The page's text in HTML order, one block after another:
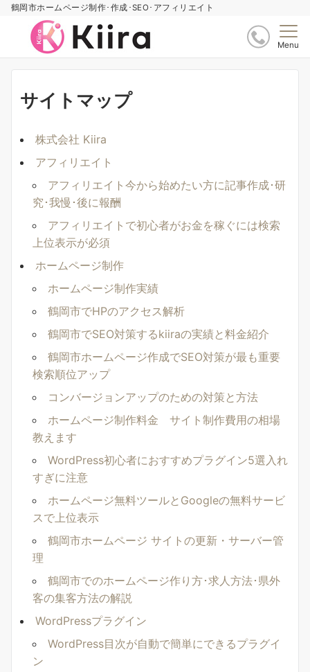
鶴岡市ホームページ制作･作成･SEO･アフィリエイト
Menu
サイトマップ
株式会社 Kiira
アフィリエイト
アフィリエイト今から始めたい方に記事作成･研
究･我慢･後に報酬
アフィリエイトで初心者がお金を稼ぐには検索
上位表示が必須
ホームページ制作
ホームページ制作実績
鶴岡市でHPのアクセス解析
鶴岡市でSEO対策するkiiraの実績と料金紹介
鶴岡市ホームページ作成でSEO対策が最も重要
検索順位アップ
コンバージョンアップのための対策と方法
ホームページ制作料金 サイト制作費用の相場
教えます
WordPress初心者におすすめプラグイン5選入れ
すぎに注意
ホームページ無料ツールとGoogleの無料サービ
スで上位表示
鶴岡市ホームページ サイトの更新・サーバー管
理
鶴岡市でのホームページ作り方･求人方法･県外
客の集客方法の解説
WordPressプラグイン
WordPress目次が自動で簡単にできるプラグイ
ン